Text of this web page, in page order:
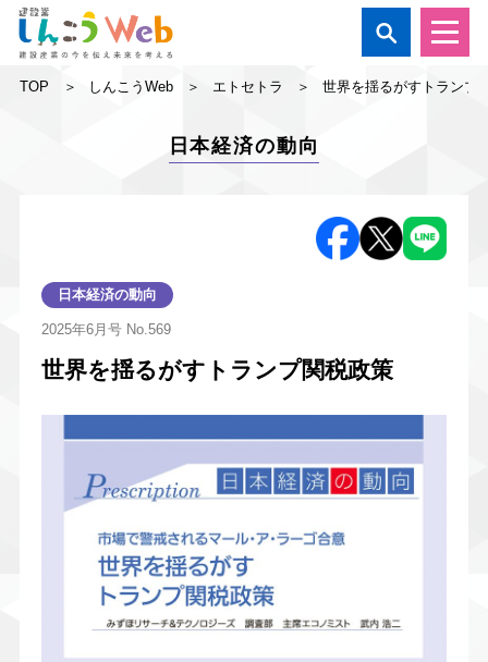

TOP しんこうWeb エトセトラ 世界を揺るがすトランプ
日本経済の動向
日本経済の動向
2025年6月号No.569
世界を揺るがすトランプ関税政策